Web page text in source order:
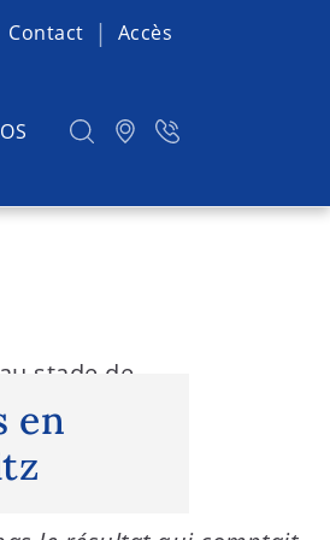
Contact Accès
en
stade de